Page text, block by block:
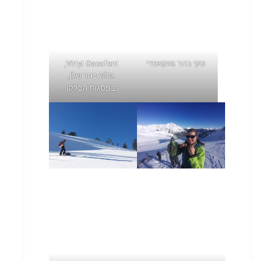
סקי בהר גאקאפרי
Virtyt Gacaferri,
גולש בהר שלו,
בפסגות הבלקן